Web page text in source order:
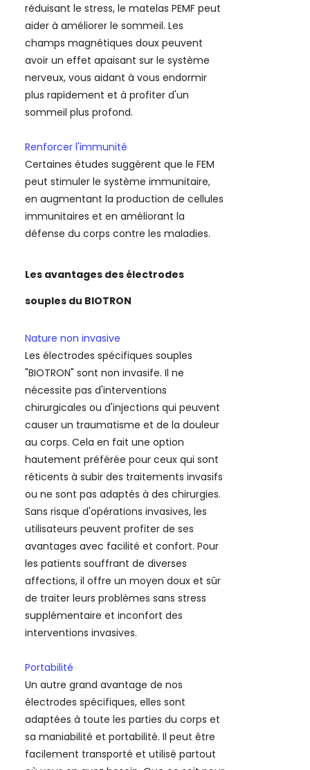
réduisant le stress, le matelas PEMF peut
aider à améliorer le sommeil. Les
champs magnétiques doux peuvent
avoir un effet apaisant sur le système
nerveux, vous aidant à vous endormir
plus rapidement et à profiter d'un
sommeil plus profond.
Renforcer l'immunité
Certaines études suggèrent que le FEM
peut stimuler le système immunitaire,
en augmentant la production de cellules
immunitaires et en améliorant la
défense du corps contre les maladies.
Les avantages des électrodes
souples du BIOTRON
Nature non invasive
Les électrodes spécifiques souples
"BIOTRON" sont non invasife. Il ne
nécessite pas d'interventions
chirurgicales ou d'injections qui peuvent
causer un traumatisme et de la douleur
au corps. Cela en fait une option
hautement préférée pour ceux qui sont
réticents à subir des traitements invasifs
ou ne sont pas adaptés à des chirurgies.
Sans risque d'opérations invasives, les
utilisateurs peuvent profiter de ses
avantages avec facilité et confort. Pour
les patients souffrant de diverses
affections, il offre un moyen doux et sûr
de traiter leurs problèmes sans stress
supplémentaire et inconfort des
interventions invasives.
Portabilité
Un autre grand avantage de nos
électrodes spécifiques, elles sont
adaptées à toute les parties du corps et
sa maniabilité et portabilité. Il peut être
facilement transporté et utilisé partout